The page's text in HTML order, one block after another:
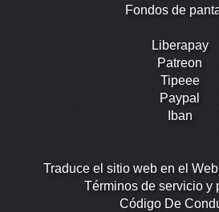
Fondos de
Liberapay
Patreon
Tipeee
Paypal
Iban
Traduce el sitio web en el
Términos de servicio y
Código De